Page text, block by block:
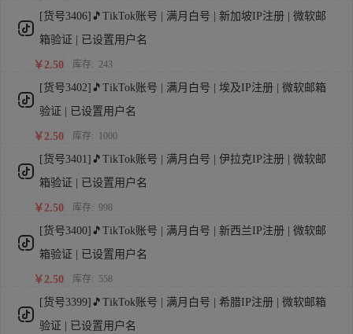
[货号3406]🎵TikTok账号 | 满月白号 | 新加坡IP注册 | 微软邮
箱验证 | 已设置用户名
￥2.50 库存: 243
[货号3402]🎵TikTok账号 | 满月白号 | 埃及IP注册 | 微软邮箱
验证 | 已设置用户名
￥2.50 库存: 1000
[货号3401]🎵TikTok账号 | 满月白号 | 伊拉克IP注册 | 微软邮
箱验证 | 已设置用户名
￥2.50 库存: 998
[货号3400]🎵TikTok账号 | 满月白号 | 新西兰IP注册 | 微软邮
箱验证 | 已设置用户名
￥2.50 库存: 558
[货号3399]🎵TikTok账号 | 满月白号 | 希腊IP注册 | 微软邮箱
验证 | 已设置用户名